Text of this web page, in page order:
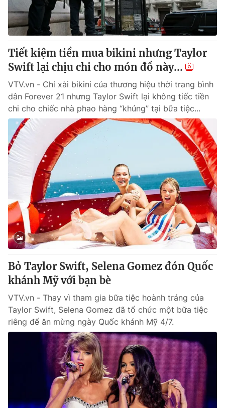
Tiết kiệm tiền mua bikini nhưng Taylor
Swift lại chịu chi cho món đồ này...
VTV.vn - Chỉ xài bikini của thương hiệu thời trang bình
dân Forever 21 nhưng Taylor Swift lại không tiếc tiền
chi cho chiếc nhà phao hàng “khủng” tại bữa tiệc...
Bỏ Taylor Swift, Selena Gomez đón Quốc
khánh Mỹ với bạn bè
VTV.vn - Thay vì tham gia bữa tiệc hoành tráng của
Taylor Swift, Selena Gomez đã tổ chức một bữa tiệc
riêng để ăn mừng ngày Quốc khánh Mỹ 4/7.